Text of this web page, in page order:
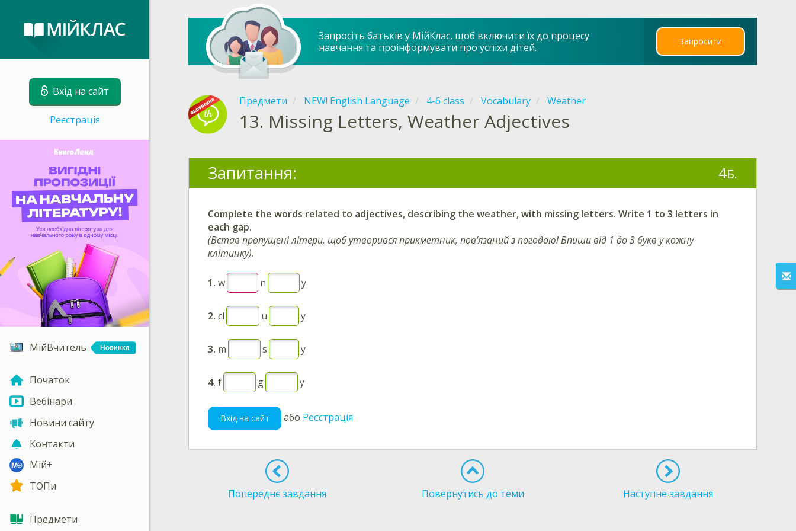
Вхід на сайт
Реєстрація
МійВчитель
Початок
Вебінари
Новини сайту
Контакти
Мій+
ТОПи
Предмети
Запросіть батьків у МійКлас, щоб включити їх до процесу
навчання та проінформувати про успіхи дітей.
Запросити
Предмети NEW! English Language 4-6 class Vocabulary Weather
13. Missing Letters, Weather Adjectives
Запитання: 4Б.
Complete the words related to adjectives, describing the weather, with missing letters. Write 1 to 3 letters in
each gap.
(Встав пропущені літери, щоб утворився прикметник, пов'язаний з погодою! Впиши від 1 до 3 букв у кожну
клітинку).
1. w n y
2. cl u y
3. m s y
4. f g y
Вхід на сайт або Реєстрація
Попереднє завдання Повернутись до теми Наступне завдання